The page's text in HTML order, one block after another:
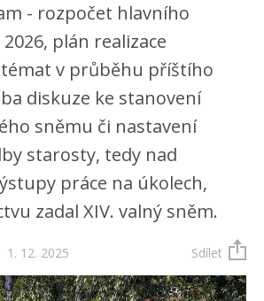
- rozpočet hlavního
plán realizace
v průběhu příštího
diskuze ke stanovení
sněmu či nastavení
starosty, tedy nad
práce na úkolech,
zadal XIV. valný sněm.
1. 12. 2025 Sdílet